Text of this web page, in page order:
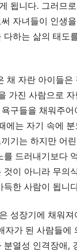
됩니다. 그러므
자녀들이 인생
하는 삶의 태도
채 자란 아이들
가진 사람으로
구들을 채워주
에는 자기 속에
기는 하지만 어
드러내기보다
이 아니라 무의
득한 사람이 됩니
성장기에 채워
자가 된 사람들에
열성 인격장애,